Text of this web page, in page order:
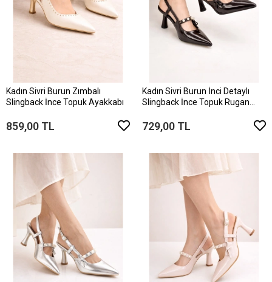
Kadın Sivri Burun Zımbalı
Slingback İnce Topuk Ayakkabı
859,00 TL
Kadın Sivri Burun İnci Detaylı
Slingback İnce Topuk Rugan
729,00 TL